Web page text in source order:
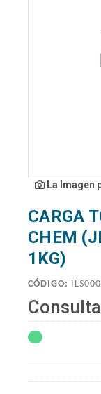
La Imagen
CARGA
CHEM
1KG)
CÓDIGO: